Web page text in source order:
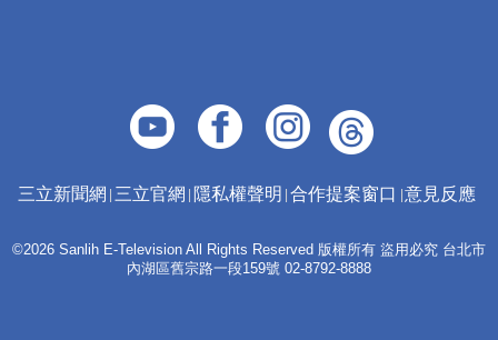
三立新聞網 三立官網 隱私權聲明 合作提案窗口 意見反應
©2026 Sanlih E-Television All Rights Reserved 版權所有 盜用必究 台北市
內湖區舊宗路一段159號 02-8792-8888